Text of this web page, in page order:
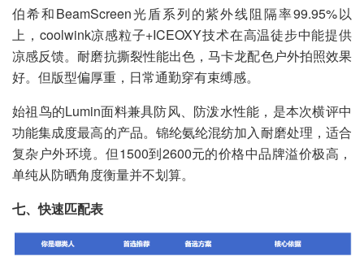
伯希和BeamScreen光盾系列的紫外线阻隔率99.95%以
上，coolwink凉感粒子+ICEOXY技术在高温徒步中能提供
凉感反馈。耐磨抗撕裂性能出色，马卡龙配色户外拍照效果
好。但版型偏厚重，日常通勤穿有束缚感。
始祖鸟的Lumin面料兼具防风、防泼水性能，是本次横评中
功能集成度最高的产品。锦纶氨纶混纺加入耐磨处理，适合
复杂户外环境。但1500到2600元的价格中品牌溢价极高，
单纯从防晒角度衡量并不划算。
七、快速匹配表